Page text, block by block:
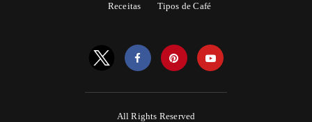
Receitas
Tipos de Café
All Rights Reserved